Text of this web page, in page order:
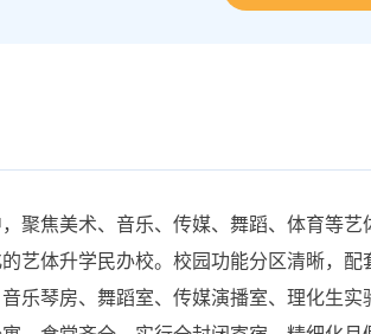
焦美术、音乐、传媒、舞蹈、体育等艺
艺体升学民办校。校园功能分区清晰，配
乐琴房、舞蹈室、传媒演播室、理化生实